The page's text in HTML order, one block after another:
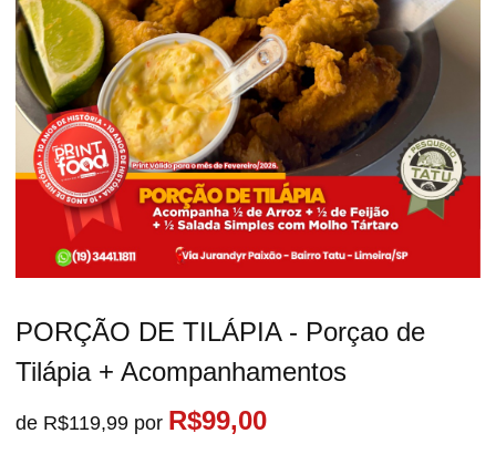
PORÇÃO DE TILÁPIA - Porçao de
Tilápia + Acompanhamentos
de R$119,99 por R$99,00